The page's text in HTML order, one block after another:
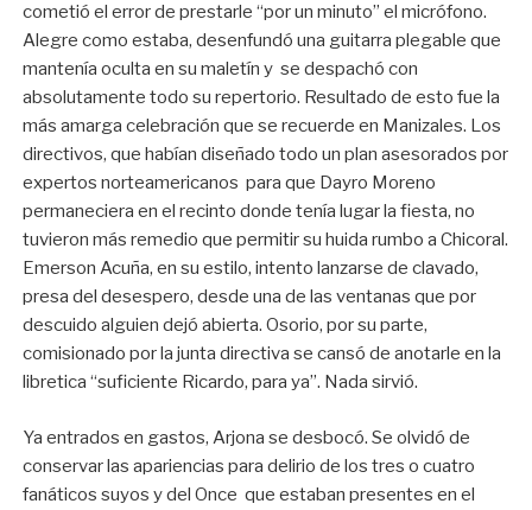
cometió el error de prestarle “por un minuto” el micrófono.
Alegre como estaba, desenfundó una guitarra plegable que
mantenía oculta en su maletín y se despachó con
absolutamente todo su repertorio. Resultado de esto fue la
más amarga celebración que se recuerde en Manizales. Los
directivos, que habían diseñado todo un plan asesorados por
expertos norteamericanos para que Dayro Moreno
permaneciera en el recinto donde tenía lugar la fiesta, no
tuvieron más remedio que permitir su huida rumbo a Chicoral.
Emerson Acuña, en su estilo, intento lanzarse de clavado,
presa del desespero, desde una de las ventanas que por
descuido alguien dejó abierta. Osorio, por su parte,
comisionado por la junta directiva se cansó de anotarle en la
libretica “suficiente Ricardo, para ya”. Nada sirvió.
Ya entrados en gastos, Arjona se desbocó. Se olvidó de
conservar las apariencias para delirio de los tres o cuatro
fanáticos suyos y del Once que estaban presentes en el